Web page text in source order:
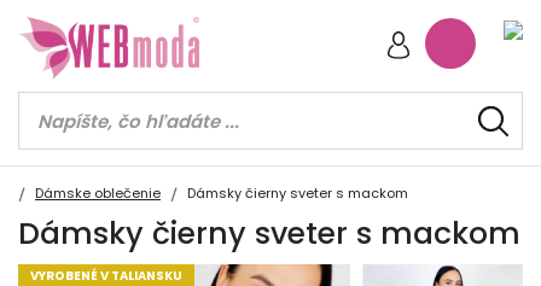
Dámske oblečenie Dámsky čierny sveter s mackom
Dámsky čierny sveter s mackom
VYROBENÉ V TALIANSKU